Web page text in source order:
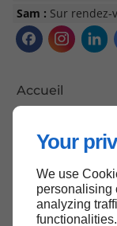
Your
We use
personalising
analyzing
Sam : Sur rendez-
Accueil
Mentions
Plan du site